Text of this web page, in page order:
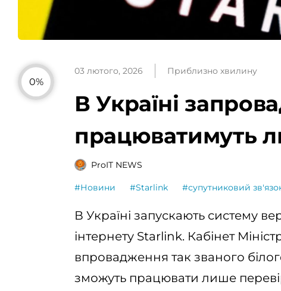
0%
03 лютого, 2026 Приблизно хвилину
В Україні
працюватимуть
ProIT NEWS
#Новини #Starlink #супутниковий
В Україні запускають систему
інтернету Starlink. Кабінет
впровадження так званого
зможуть працювати лише